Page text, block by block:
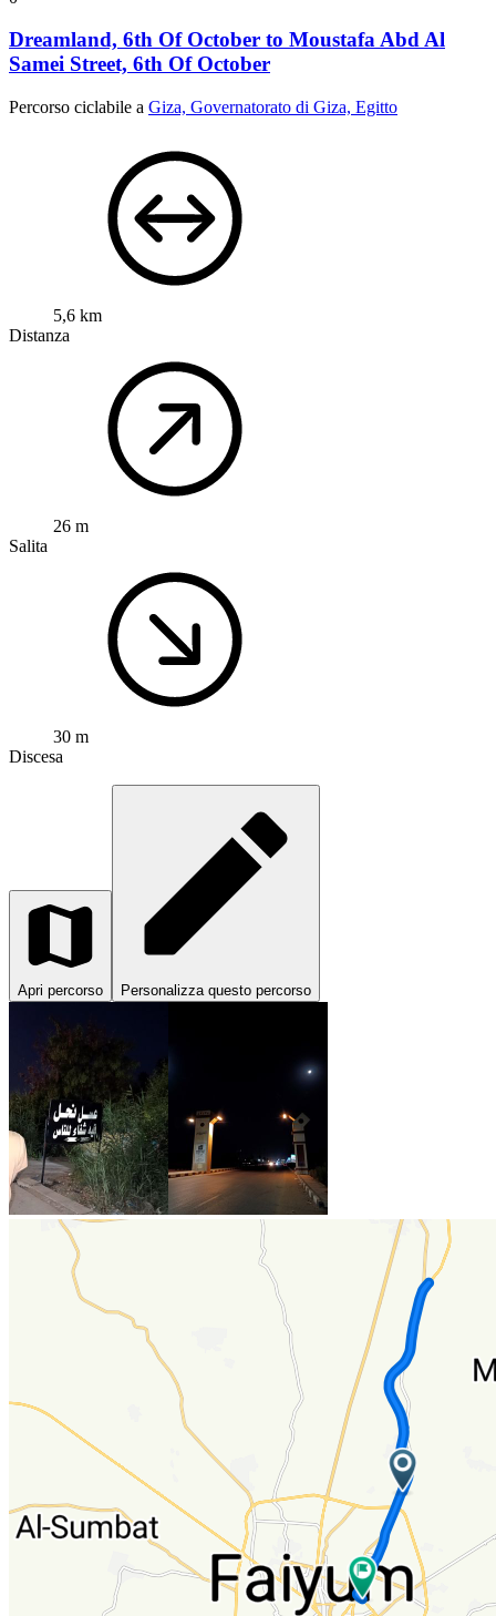
Dreamland, 6th Of October to Moustafa Abd Al
Samei Street, 6th Of October
Percorso ciclabile a Giza, Governatorato di Giza, Egitto
5,6 km
Distanza
26 m
Salita
30 m
Discesa
Apri percorso Personalizza questo percorso